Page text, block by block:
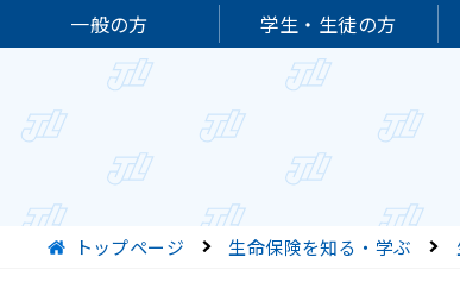
一般の方 学生・生徒の方
現在位置 トップページ 生命保険を知る・学ぶ